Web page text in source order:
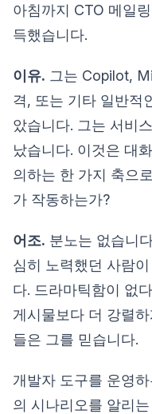
아침까지 CTO 메일
득했습니다.
이유. 그는 Copilot,
격, 또는 기타 일반적
았습니다. 그는 서비
났습니다. 이것은 대
의하는 한 가지 축으
가 작동하는가?
어조. 분노는 없습니
심히 노력했던 사람
다. 드라마틱함이 없
게시물보다 더 강렬
들은 그를 믿습니다.
개발자 도구를 운영
의 시나리오를 알리